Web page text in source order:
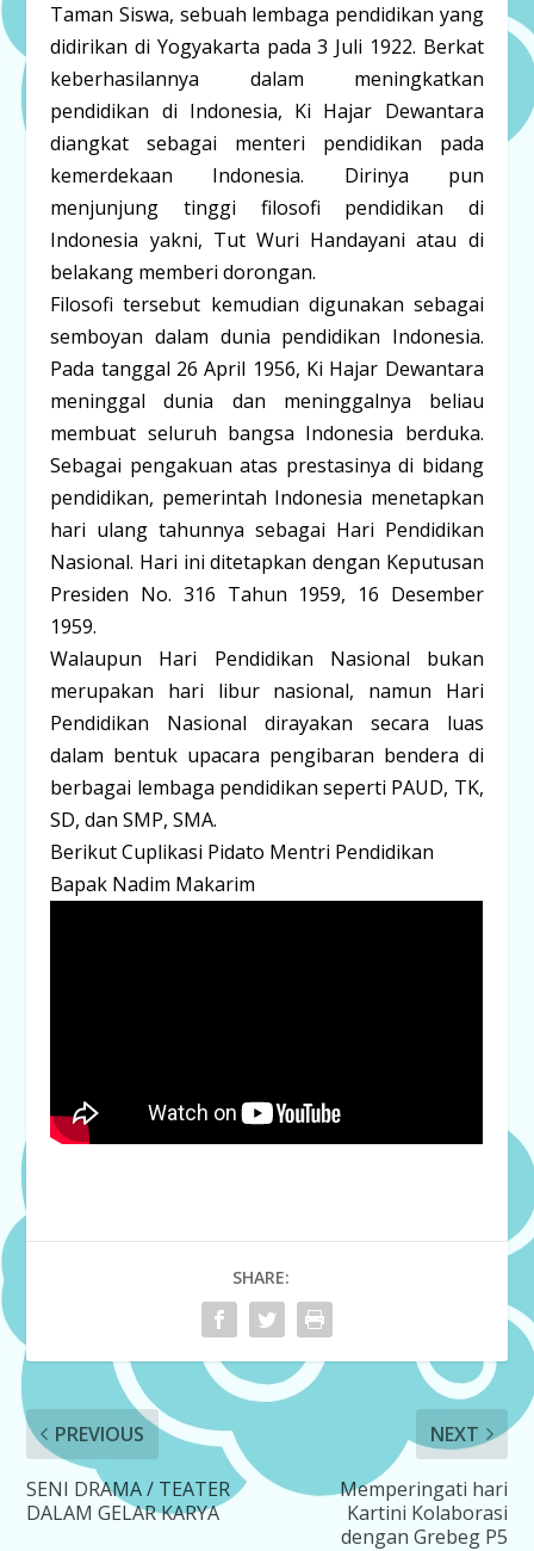
Taman Siswa, sebuah lembaga pendidikan yang
didirikan di Yogyakarta pada 3 Juli 1922. Berkat
keberhasilannya
dalam
meningkatkan
pendidikan di Indonesia, Ki Hajar Dewantara
diangkat
sebagai menteri pendidikan
pada
kemerdekaan
Indonesia. Dirinya
pun
menjunjung
tinggi filosofi pendidikan
di
Indonesia yakni, Tut Wuri Handayani atau di
belakang memberi dorongan.
Filosofi tersebut kemudian digunakan sebagai
semboyan dalam dunia pendidikan Indonesia.
Pada tanggal 26 April 1956, Ki Hajar Dewantara
meninggal
dunia dan meninggalnya
beliau
membuat seluruh bangsa Indonesia berduka.
Sebagai pengakuan atas prestasinya di bidang
pendidikan, pemerintah Indonesia menetapkan
hari ulang tahunnya sebagai Hari Pendidikan
Nasional. Hari ini ditetapkan dengan Keputusan
Presiden No. 316 Tahun 1959, 16 Desember
1959.
Walaupun
Hari Pendidikan Nasional
bukan
merupakan
hari libur nasional, namun
Hari
Pendidikan
Nasional dirayakan secara
luas
dalam bentuk upacara pengibaran bendera di
berbagai lembaga pendidikan seperti PAUD, TK,
SD, dan SMP, SMA.
Berikut Cuplikasi Pidato Mentri Pendidikan
Bapak Nadim Makarim
SHARE:
PREVIOUS
SENI DRAMA / TEATER
DALAM GELAR KARYA
NEXT
Memperingati hari
Kartini Kolaborasi
dengan Grebeg P5